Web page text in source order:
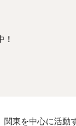
関東を中心に活動